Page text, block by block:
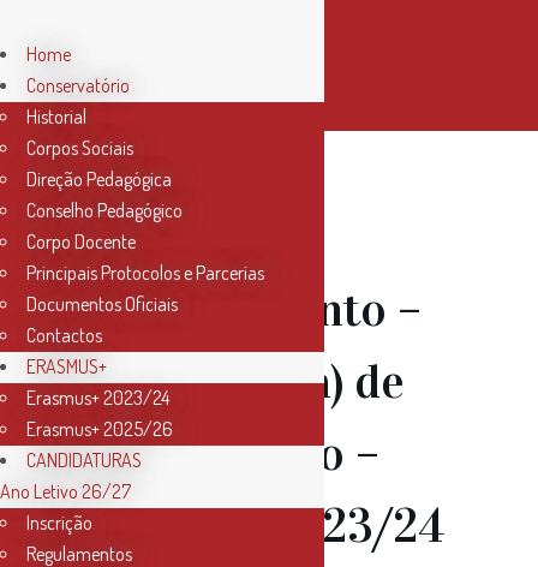
14 Set
Recrutamento –
Professor(a) de
Contrabaixo –
Ano Letivo 23/24
Home
Conservatório
Historial
Corpos Sociais
Direção Pedagógica
Conselho Pedagógico
Corpo Docente
Principais Protocolos e Parcerias
Documentos Oficiais
Contactos
ERASMUS+
Erasmus+ 2023/24
Erasmus+ 2025/26
CANDIDATURAS
Ano Letivo 26/27
Inscrição
Regulamentos